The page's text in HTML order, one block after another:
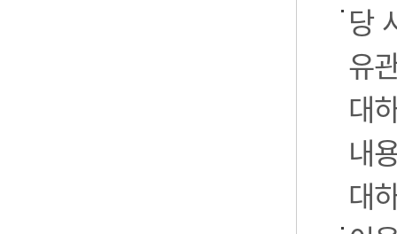
당
유
대
내
대